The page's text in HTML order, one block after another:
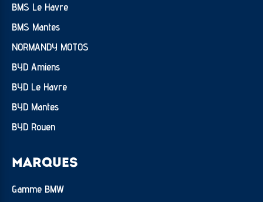
BMS Le Havre
BMS Mantes
NORMANDY MOTOS
BYD Amiens
BYD Le Havre
BYD Mantes
BYD Rouen
MARQUES
Gamme BMW